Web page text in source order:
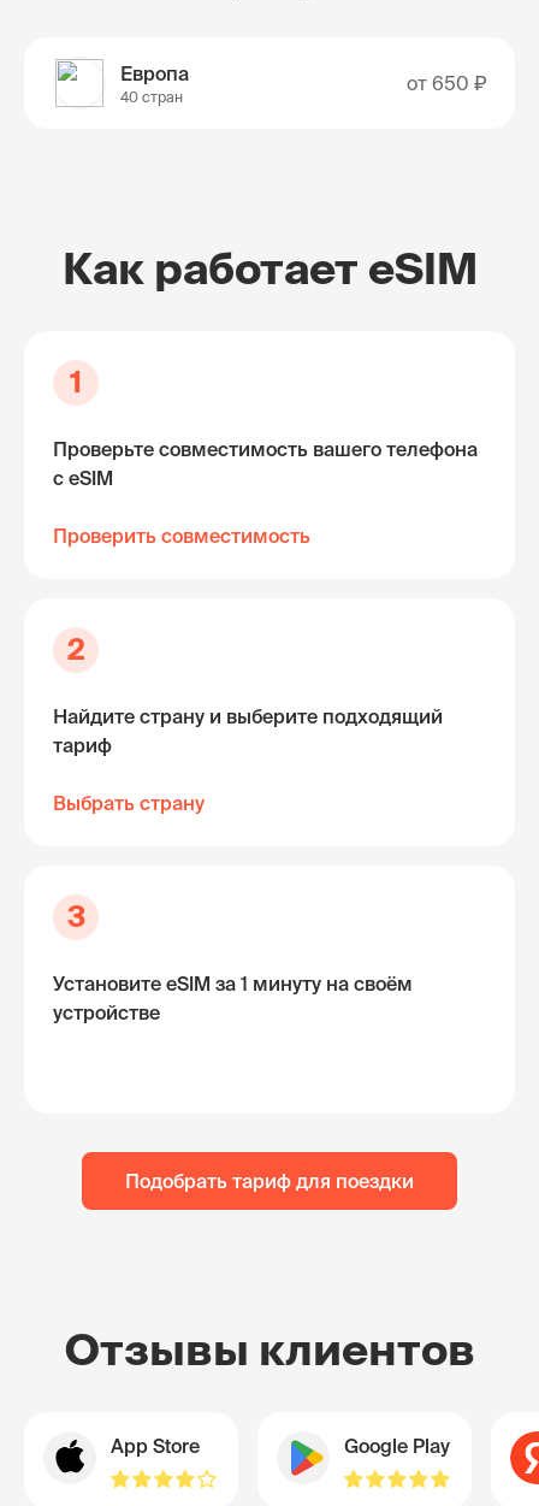
Европа
40 стран
от 650 ₽
Как работает eSIM
1
Проверьте совместимость вашего телефона
с eSIM
Проверить совместимость
2
Найдите страну и выберите подходящий
тариф
Выбрать страну
3
Установите eSIM за 1 минуту на своём
устройстве
Подобрать тариф для поездки
Отзывы клиентов
App Store Google Play